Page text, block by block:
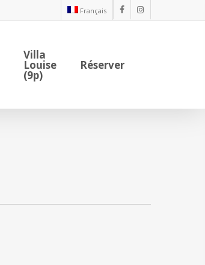
facebookinstagram
Français
Villa
Louise
(9p)
Réserver